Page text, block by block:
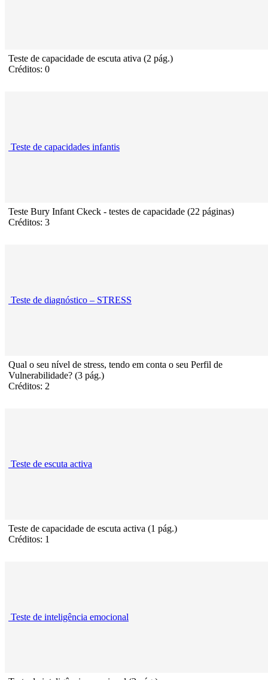
Teste de capacidade de escuta ativa (2 pág.)
Créditos: 0
Teste de capacidades infantis
Teste Bury Infant Ckeck - testes de capacidade (22 páginas)
Créditos: 3
Teste de diagnóstico – STRESS
Qual o seu nível de stress, tendo em conta o seu Perfil de
Vulnerabilidade? (3 pág.)
Créditos: 2
Teste de escuta activa
Teste de capacidade de escuta activa (1 pág.)
Créditos: 1
Teste de inteligência emocional